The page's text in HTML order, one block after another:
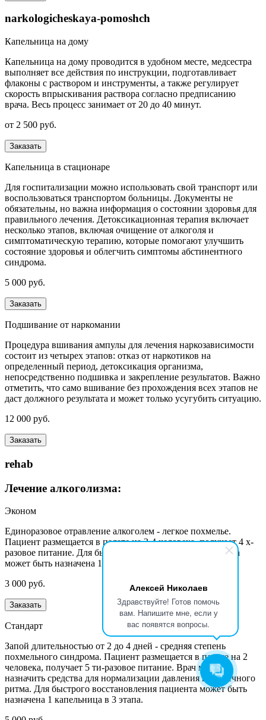
Алексей Николаев
Здравствуйте! Готов помочь
вам. Напишите мне, если у
вас появятся вопросы.
narkologicheskaya-pomoshch
Капельница на дому
Капельница на дому проводится в удобном месте, медсестра
выполняет все действия по инструкции, подготавливает
флаконы с раствором и инструменты, а также регулирует
скорость впрыскивания раствора согласно предписанию
врача. Весь процесс занимает от 20 до 40 минут.
от 2 500 руб.
Заказать
Капельница в стационаре
Для госпитализации можно использовать свой транспорт или
воспользоваться транспортом больницы. Документы не
обязательны, но важна информация о состоянии здоровья для
правильного лечения. Детоксикационная терапия включает
несколько этапов, включая очищение от алкоголя и
симптоматическую терапию, которые помогают улучшить
состояние здоровья и облегчить симптомы абстинентного
синдрома.
5 000 руб.
Заказать
Подшивание от наркомании
Процедура вшивания ампулы для лечения наркозависимости
состоит из четырех этапов: отказ от наркотиков на
определенный период, детоксикация организма,
непосредственно подшивка и закрепление результатов. Важно
отметить, что само вшивание без прохождения всех этапов не
даст должного результата и может только усугубить ситуацию.
12 000 руб.
Заказать
rehab
Лечение алкоголизма:
Эконом
Единоразовое отравление алкоголем - легкое похмелье.
Пациент размещается в палате на 3-4 человека, получает 4 х-
разовое питание. Для быстрого восстановления пациента
может быть назначена 1 процедура прокапывания.
3 000 руб.
Заказать
Стандарт
Запой длительностью от 2 до 4 дней - средняя степень
похмельного синдрома. Пациент размещается в палате на 2
человека, получает 5 ти-разовое питание. Врач может
назначить средства для нормализации давления и сердечного
ритма. Для быстрого восстановления пациента может быть
назначена 1 капельница в 3 этапа.